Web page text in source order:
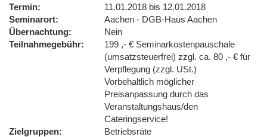
Termin
11.01.2018 bis 12.01.2018
Seminarort
Aachen - DGB-Haus Aachen
Übernachtung
Nein
Teilnahmegebühr
199 ,- € Seminarkostenpauschale
(umsatzsteuerfrei) zzgl. ca. 80 ,- € für
Verpflegung (zzgl. USt.)
Vorbehaltlich möglicher
Preisanpassung durch das
Veranstaltungshaus/den
Cateringservice!
Zielgruppen
Betriebsräte